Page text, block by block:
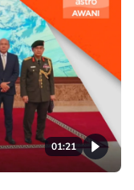
01:21